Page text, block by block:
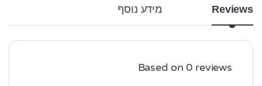
Reviews מידע נוסף
Based on 0 reviews